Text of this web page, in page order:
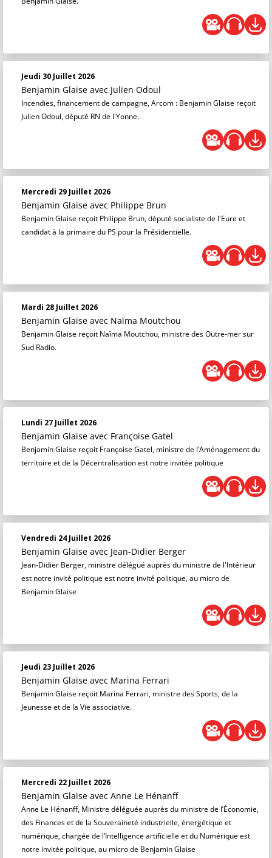
Jeudi 30 Juillet 2026
Benjamin Glaise avec Julien Odoul
Incendies, financement de campagne, Arcom : Benjamin Glaise reçoit
Julien Odoul, député RN de l'Yonne.
Mercredi 29 Juillet 2026
Benjamin Glaise avec Philippe Brun
Benjamin Glaise reçoit Philippe Brun, député socialiste de l'Eure et
candidat à la primaire du PS pour la Présidentielle.
Mardi 28 Juillet 2026
Benjamin Glaise avec Naïma Moutchou
Benjamin Glaise reçoit Naïma Moutchou, ministre des Outre-mer sur
Sud Radio.
Lundi 27 Juillet 2026
Benjamin Glaise avec Françoise Gatel
Benjamin Glaise reçoit Françoise Gatel, ministre de l’Aménagement du
territoire et de la Décentralisation est notre invitée politique
Vendredi 24 Juillet 2026
Benjamin Glaise avec Jean-Didier Berger
Jean-Didier Berger, ministre délégué auprès du ministre de l'Intérieur
est notre invité politique est notre invité politique, au micro de
Benjamin Glaise
Jeudi 23 Juillet 2026
Benjamin Glaise avec Marina Ferrari
Benjamin Glaise reçoit Marina Ferrari, ministre des Sports, de la
Jeunesse et de la Vie associative.
Mercredi 22 Juillet 2026
Benjamin Glaise avec Anne Le Hénanff
Anne Le Hénanff, Ministre déléguée auprès du ministre de l’Économie,
des Finances et de la Souveraineté industrielle, énergétique et
numérique, chargée de l’Intelligence artificielle et du Numérique est
notre invitée politique, au micro de Benjamin Glaise